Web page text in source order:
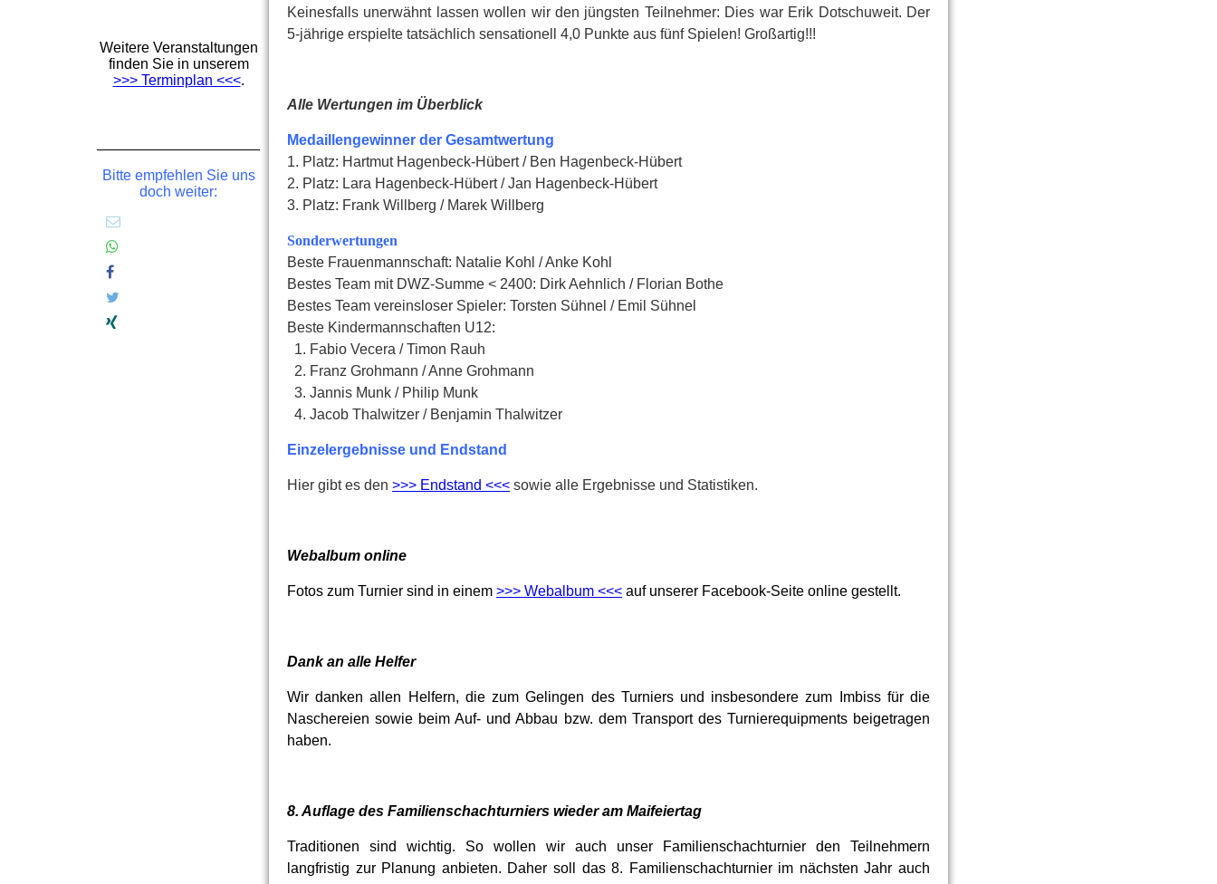
Keinesfalls unerwähnt lassen wollen wir den jüngsten Teilnehmer: Dies war Erik Dotschuweit. Der
5-jährige erspielte tatsächlich sensationell 4,0 Punkte aus fünf Spielen! Großartig!!!
Alle Wertungen im Überblick
Medaillengewinner der Gesamtwertung
1. Platz: Hartmut Hagenbeck-Hübert / Ben Hagenbeck-Hübert
2. Platz: Lara Hagenbeck-Hübert / Jan Hagenbeck-Hübert
3. Platz: Frank Willberg / Marek Willberg
Sonderwertungen
Beste Frauenmannschaft: Natalie Kohl / Anke Kohl
Bestes Team mit DWZ-Summe < 2400: Dirk Aehnlich / Florian Bothe
Bestes Team vereinsloser Spieler: Torsten Sühnel / Emil Sühnel
Beste Kindermannschaften U12:
1. Fabio Vecera / Timon Rauh
2. Franz Grohmann / Anne Grohmann
3. Jannis Munk / Philip Munk
4. Jacob Thalwitzer / Benjamin Thalwitzer
Einzelergebnisse und Endstand
Hier gibt es den >>> Endstand <<< sowie alle Ergebnisse und Statistiken.
Webalbum online
Fotos zum Turnier sind in einem >>> Webalbum <<< auf unserer Facebook-Seite online gestellt.
Dank an alle Helfer
Wir danken allen Helfern, die zum Gelingen des Turniers und insbesondere zum Imbiss für die
Naschereien sowie beim Auf- und Abbau bzw. dem Transport des Turnierequipments beigetragen
haben.
8. Auflage des Familienschachturniers wieder am Maifeiertag
Traditionen sind wichtig. So wollen wir auch unser Familienschachturnier den Teilnehmern
langfristig zur Planung anbieten. Daher soll das 8. Familienschachturnier im nächsten Jahr auch
Weitere Veranstaltungen
finden Sie in unserem
>>> Terminplan <<<.
Bitte empfehlen Sie uns
doch weiter: